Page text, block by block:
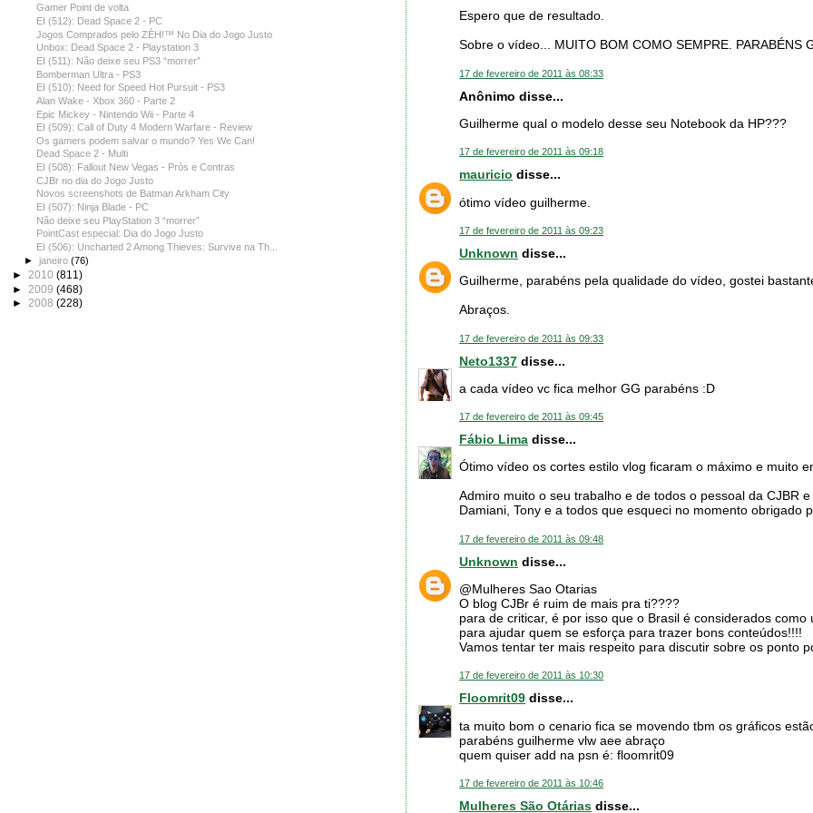
Espero que de resultado.
Sobre o vídeo... MUITO BOM COMO SEMPRE. PARABÉNS
17 de fevereiro de 2011 às 08:33
Anônimo disse...
Guilherme qual o modelo desse seu Notebook da HP???
17 de fevereiro de 2011 às 09:18
mauricio disse...
ótimo vídeo guilherme.
17 de fevereiro de 2011 às 09:23
Unknown disse...
Guilherme, parabéns pela qualidade do vídeo, gostei
Abraços.
17 de fevereiro de 2011 às 09:33
Neto1337 disse...
a cada vídeo vc fica melhor GG parabéns :D
17 de fevereiro de 2011 às 09:45
Fábio Lima disse...
Ótimo vídeo os cortes estilo vlog ficaram o máximo e muito
Admiro muito o seu trabalho e de todos o pessoal da CJBR
Damiani, Tony e a todos que esqueci no momento obrigado
17 de fevereiro de 2011 às 09:48
Unknown disse...
@Mulheres Sao Otarias
O blog CJBr é ruim de mais pra ti????
para de criticar, é por isso que o Brasil é considerados
para ajudar quem se esforça para trazer bons conteúdos!!!!
Vamos tentar ter mais respeito para discutir sobre os ponto
17 de fevereiro de 2011 às 10:30
Floomrit09 disse...
ta muito bom o cenario fica se movendo tbm os gráficos
parabéns guilherme vlw aee abraço
quem quiser add na psn é: floomrit09
17 de fevereiro de 2011 às 10:46
Mulheres São Otárias disse...
Gamer Point de volta
EI (512): Dead Space 2 - PC
Jogos Comprados pelo ZÈH!™ No Dia do Jogo Justo
Unbox: Dead Space 2 - Playstation 3
EI (511): Não deixe seu PS3 “morrer”
Bomberman Ultra - PS3
EI (510): Need for Speed Hot Pursuit - PS3
Alan Wake - Xbox 360 - Parte 2
Epic Mickey - Nintendo Wii - Parte 4
EI (509): Call of Duty 4 Modern Warfare - Review
Os gamers podem salvar o mundo? Yes We Can!
Dead Space 2 - Multi
EI (508): Fallout New Vegas - Prós e Contras
CJBr no dia do Jogo Justo
Novos screenshots de Batman Arkham City
EI (507): Ninja Blade - PC
Não deixe seu PlayStation 3 “morrer”
PointCast especial: Dia do Jogo Justo
EI (506): Uncharted 2 Among Thieves: Survive na Th...
►janeiro(76)
► 2010 (811)
► 2009 (468)
► 2008 (228)